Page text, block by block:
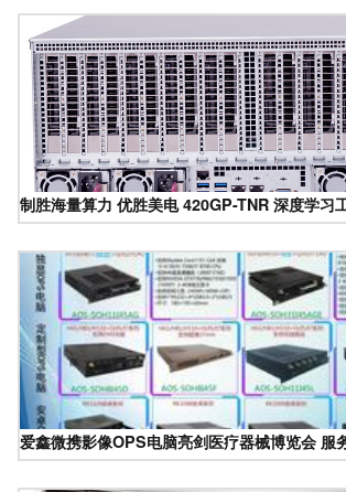
制胜海量算力 优胜美电 420GP-TNR 深度学习
爱鑫微携影像OPS电脑亮剑医疗器械博览会 服